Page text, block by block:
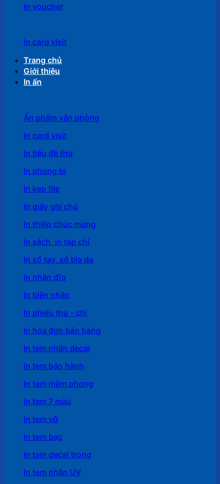
In voucher
In card visit
Trang chủ
Giới thiệu
In ấn
Ấn phẩm văn phòng
In card visit
In tiêu đề thư
In phong bì
In kẹp file
In giấy ghi chú
In thiệp chúc mừng
In sách, in tạp chí
In sổ tay, sổ bìa da
In nhãn đĩa
In biên nhận
In phiếu thu - chi
In hóa đơn bán hàng
In tem nhãn decal
In tem bảo hành
In tem niêm phong
In tem 7 màu
In tem vỡ
In tem bạc
In tem decal trong
In tem nhãn UV